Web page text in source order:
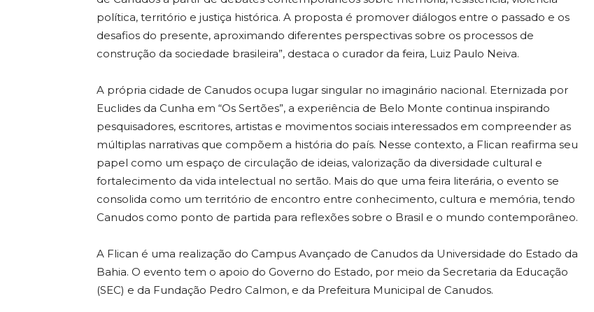
política, território e justiça histórica. A proposta é promover diálogos entre o passado e os
desafios do presente, aproximando diferentes perspectivas sobre os processos de
construção da sociedade brasileira”, destaca o curador da feira, Luiz Paulo Neiva.
A própria cidade de Canudos ocupa lugar singular no imaginário nacional. Eternizada por
Euclides da Cunha em “Os Sertões”, a experiência de Belo Monte continua inspirando
pesquisadores, escritores, artistas e movimentos sociais interessados em compreender as
múltiplas narrativas que compõem a história do país. Nesse contexto, a Flican reafirma seu
papel como um espaço de circulação de ideias, valorização da diversidade cultural e
fortalecimento da vida intelectual no sertão. Mais do que uma feira literária, o evento se
consolida como um território de encontro entre conhecimento, cultura e memória, tendo
Canudos como ponto de partida para reflexões sobre o Brasil e o mundo contemporâneo.
A Flican é uma realização do Campus Avançado de Canudos da Universidade do Estado da
Bahia. O evento tem o apoio do Governo do Estado, por meio da Secretaria da Educação
(SEC) e da Fundação Pedro Calmon, e da Prefeitura Municipal de Canudos.